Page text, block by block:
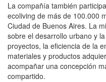
La compañía también
ecoliving de más de 100.000
Ciudad de Buenos Aires. La
sobre el desarrollo urbano y
proyectos, la eficiencia de la
materiales y productos
acompañar una concepción
compartido.